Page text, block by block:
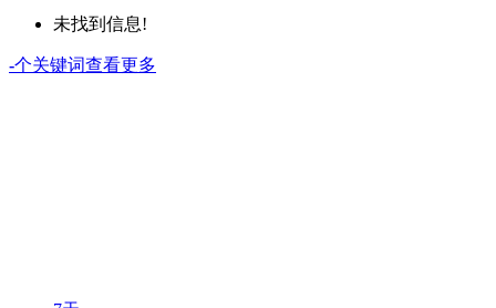
未找到信息!
-个关键词查看更多